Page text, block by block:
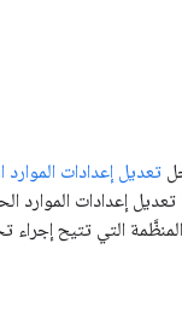
تعديل إعدادات الموارد
تعديل إعدادات الموارد
البيانات المنظَّمة التي تتيح